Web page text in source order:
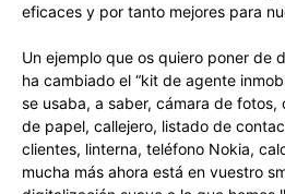
eficaces y por tanto mejores para
Un ejemplo que os quiero poner de
ha cambiado el “kit de agente
se usaba, a saber, cámara de
de papel, callejero, listado de
clientes, linterna, teléfono Nokia,
mucha más ahora está en vuestro